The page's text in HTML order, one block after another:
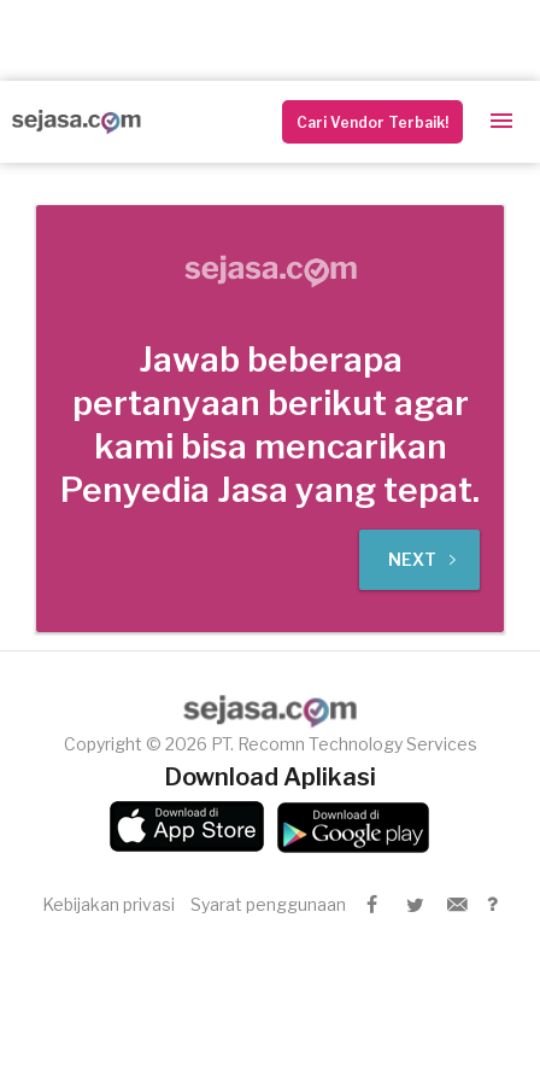
Cari Vendor Terbaik!
Jawab beberapa
pertanyaan berikut agar
kami bisa mencarikan
Penyedia Jasa yang tepat.
NEXT
Copyright © 2026 PT. Recomn Technology Services
Download Aplikasi
Kebijakan privasi Syarat penggunaan